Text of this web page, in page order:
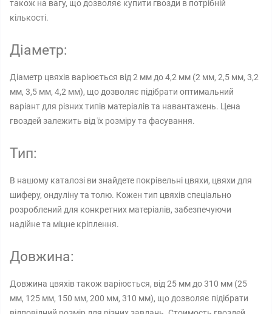
також на вагу, що дозволяє купити гвозди в потрібній
кількості.
Діаметр:
Діаметр цвяхів варіюється від 2 мм до 4,2 мм (2 мм, 2,5 мм, 3,2
мм, 3,5 мм, 4,2 мм), що дозволяє підібрати оптимальний
варіант для різних типів матеріалів та навантажень. Цена
гвоздей залежить від їх розміру та фасування.
Тип:
В нашому каталозі ви знайдете покрівельні цвяхи, цвяхи для
шиферу, ондуліну та толю. Кожен тип цвяхів спеціально
розроблений для конкретних матеріалів, забезпечуючи
надійне та міцне кріплення.
Довжина:
Довжина цвяхів також варіюється, від 25 мм до 310 мм (25
мм, 125 мм, 150 мм, 200 мм, 310 мм), що дозволяє підібрати